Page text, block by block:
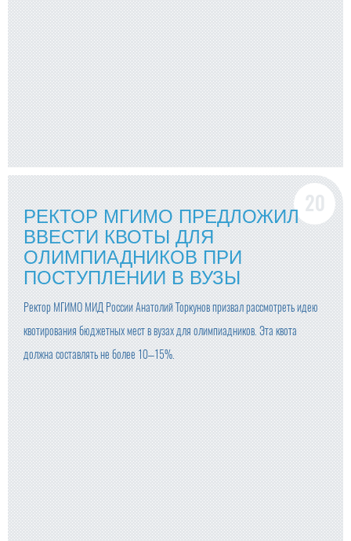
РЕКТОР МГИМО ПРЕДЛОЖИЛ
ВВЕСТИ КВОТЫ ДЛЯ
ОЛИМПИАДНИКОВ ПРИ
ПОСТУПЛЕНИИ В ВУЗЫ
Ректор МГИМО МИД России Анатолий Торкунов призвал рассмотреть идею
квотирования бюджетных мест в вузах для олимпиадников. Эта квота
должна составлять не более 10–15%.